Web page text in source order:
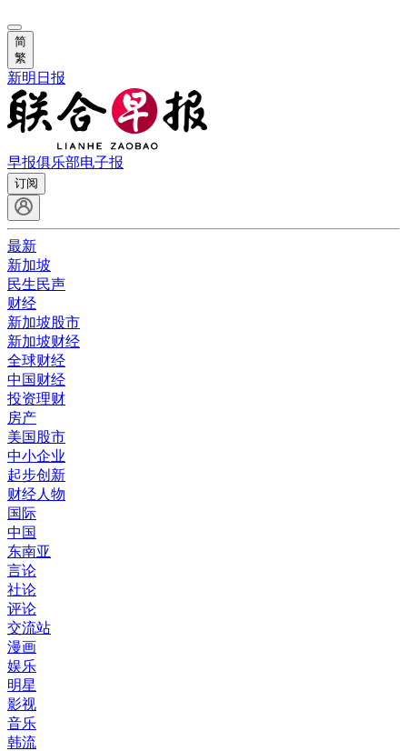
简
繁
新明日报
早报俱乐部电子报
订阅
最新
新加坡
民生民声
财经
新加坡股市
新加坡财经
全球财经
中国财经
投资理财
房产
美国股市
中小企业
起步创新
财经人物
国际
中国
东南亚
言论
社论
评论
交流站
漫画
娱乐
明星
影视
音乐
韩流